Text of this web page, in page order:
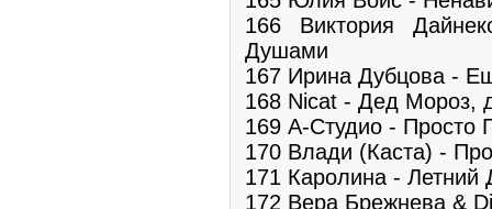
166 Виктория
Душами
167 Ирина Дубцова -
168 Nicat - Дед Мороз,
169 А-Студио - Просто
170 Влади (Каста) -
171 Каролина - Летний
172 Вера Брежнева &